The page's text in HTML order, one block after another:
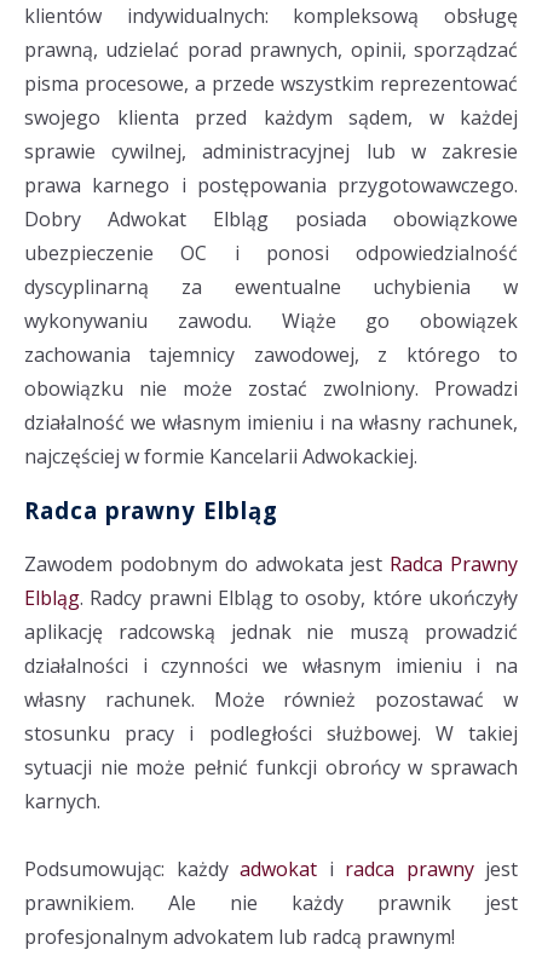
klientów indywidualnych: kompleksową obsługę
prawną, udzielać porad prawnych, opinii, sporządzać
pisma procesowe, a przede wszystkim reprezentować
swojego klienta przed każdym sądem, w każdej
sprawie cywilnej, administracyjnej lub w zakresie
prawa karnego i postępowania przygotowawczego.
Dobry Adwokat Elbląg posiada obowiązkowe
ubezpieczenie OC i ponosi odpowiedzialność
dyscyplinarną za ewentualne uchybienia w
wykonywaniu zawodu. Wiąże go obowiązek
zachowania tajemnicy zawodowej, z którego to
obowiązku nie może zostać zwolniony. Prowadzi
działalność we własnym imieniu i na własny rachunek,
najczęściej w formie Kancelarii Adwokackiej.
Radca prawny Elbląg
Zawodem podobnym do adwokata jest Radca Prawny
Elbląg. Radcy prawni Elbląg to osoby, które ukończyły
aplikację radcowską jednak nie muszą prowadzić
działalności i czynności we własnym imieniu i na
własny rachunek. Może również pozostawać w
stosunku pracy i podległości służbowej. W takiej
sytuacji nie może pełnić funkcji obrońcy w sprawach
karnych.
Podsumowując: każdy adwokat i radca prawnyjest
prawnikiem. Ale nie każdy prawnik jest
profesjonalnym advokatem lub radcą prawnym!